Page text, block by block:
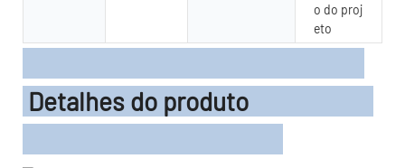
o do proj
eto
Detalhes do produto